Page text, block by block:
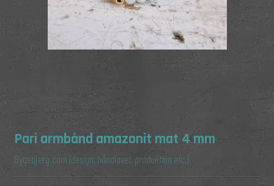
Pari armbånd amazonit mat 4 mm
Bygebjerg.com(design, håndlavet, produktion etc.)